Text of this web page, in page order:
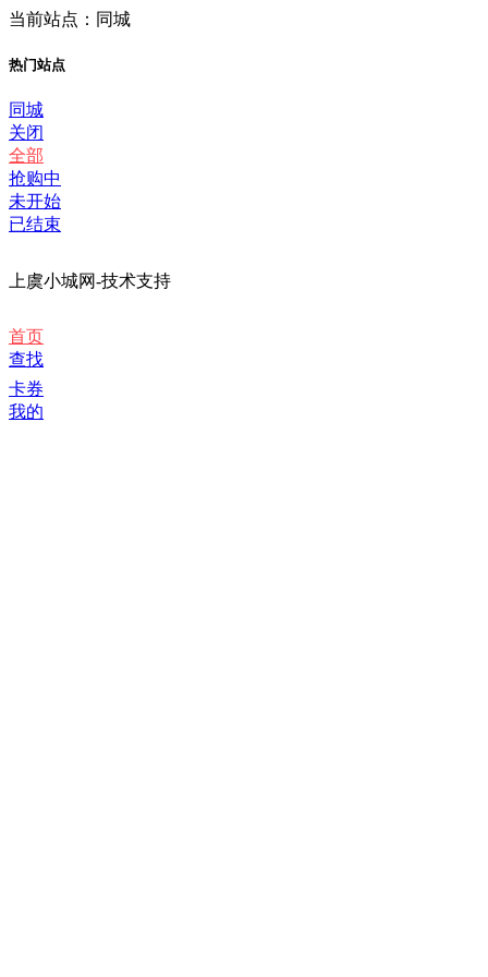
当前站点：同城
热门站点
同城
关闭
全部
抢购中
未开始
已结束
上虞小城网-技术支持
首页
查找
卡券
我的